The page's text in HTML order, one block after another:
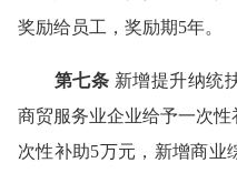
奖励给员工，奖励期5年。
第七条 新增提升纳统
商贸服务业企业给予一次
次性补助5万元，新增商业